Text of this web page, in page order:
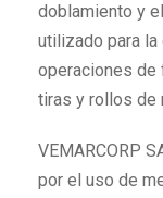
doblamiento y
utilizado para
operaciones de
tiras y rollos de
VEMARCORP
por el uso de